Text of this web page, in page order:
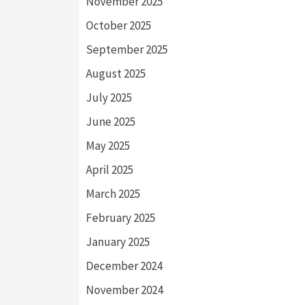
October 2025
September 2025
August 2025
July 2025
June 2025
May 2025
April 2025
March 2025
February 2025
January 2025
December 2024
November 2024